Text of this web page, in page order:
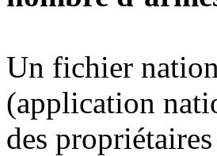
Un fichier
(application
des propriétaires